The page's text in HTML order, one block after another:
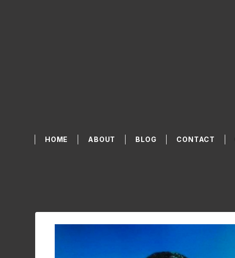
HOME ABOUT BLOG CONTACT